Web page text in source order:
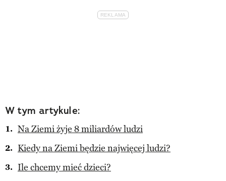
W tym artykule:
Na Ziemi żyje 8 miliardów ludzi
Kiedy na Ziemi będzie najwięcej ludzi?
Ile chcemy mieć dzieci?